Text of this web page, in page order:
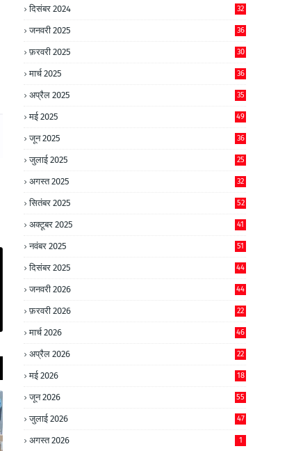
दिसंबर 2024 32
जनवरी 2025 36
फ़रवरी 2025 30
मार्च 2025 36
अप्रैल 2025 35
मई 2025 49
जून 2025 36
जुलाई 2025 25
अगस्त 2025 32
सितंबर 2025 52
अक्टूबर 2025 41
नवंबर 2025 51
दिसंबर 2025 44
जनवरी 2026 44
फ़रवरी 2026 22
मार्च 2026 46
अप्रैल 2026 22
मई 2026 18
जून 2026 55
जुलाई 2026 47
अगस्त 2026 1